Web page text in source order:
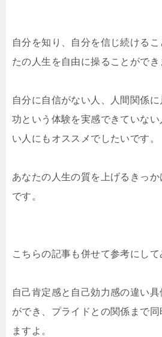
自分を知り、自分を信じ続ける
たの人生を自由に操ることができ
自分に自信がない人、人間関係
功という体験を実感できていな
い人にもオススメでしたいです。
あなたの人生の質を上げるきっ
です。
こちらの記事も併せて参考にして
自己肯定感と自己効力感の違い
ができ、プライドとの関係まで
ますよ。